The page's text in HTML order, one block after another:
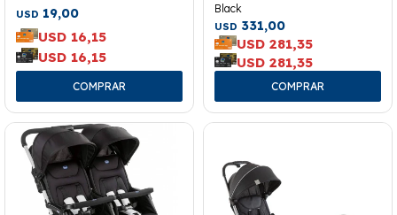
USD 19,00
USD 16,15
USD 16,15
Black
USD 331,00
USD 281,35
USD 281,35